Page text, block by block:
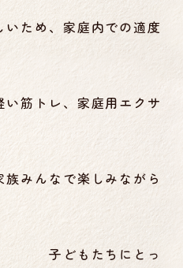
ため、家庭内での適度
トレ、家庭用エクサ
楽しみながら
にとっ